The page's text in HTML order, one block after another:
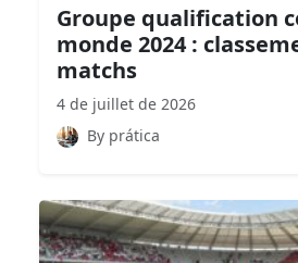
Groupe qualification
monde 2024 :
matchs
4 de juillet de 2026
By prática